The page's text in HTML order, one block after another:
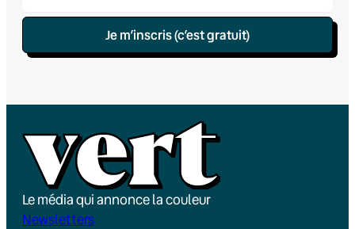
Je m’inscris (c’est gratuit)
Le média qui annonce la couleur
Newsletters